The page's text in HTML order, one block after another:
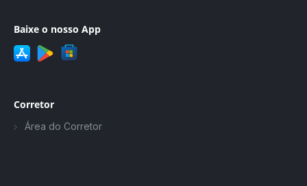
Baixe o nosso App
Corretor
Área do Corretor